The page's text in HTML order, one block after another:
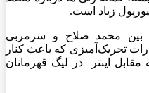
زیاد است.
بین محمد صلاح و سرمربی
تحریک‌آمیزی که باعث کنار
اینتر در لیگ قهرمانان